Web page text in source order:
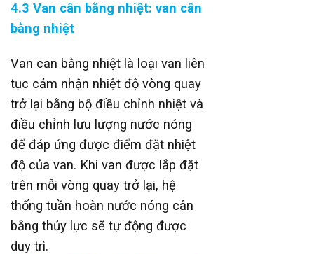
4.3 Van cân bằng nhiệt: van cân
bằng nhiệt
Van can bằng nhiệt là loại van liên
tục cảm nhận nhiệt độ vòng quay
trở lại bằng bộ điều chỉnh nhiệt và
điều chỉnh lưu lượng nước nóng
để đáp ứng được điểm đặt nhiệt
độ của van. Khi van được lắp đặt
trên mỗi vòng quay trở lại, hệ
thống tuần hoàn nước nóng cân
bằng thủy lực sẽ tự động được
duy trì.